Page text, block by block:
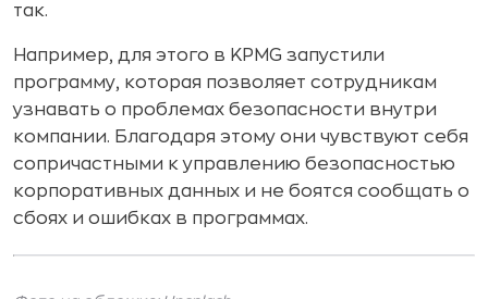
так.
Например, для этого в KPMG запустили
программу, которая позволяет сотрудникам
узнавать о проблемах безопасности внутри
компании. Благодаря этому они чувствуют себя
сопричастными к управлению безопасностью
корпоративных данных и не боятся сообщать о
сбоях и ошибках в программах.